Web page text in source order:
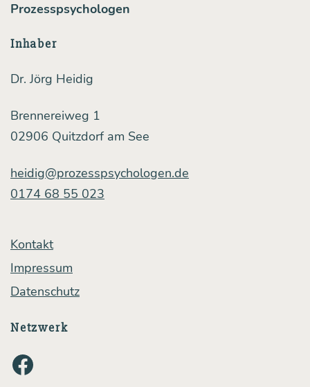
Prozesspsychologen
Inhaber
Dr. Jörg Heidig
Brennereiweg 1
02906 Quitzdorf am See
heidig@prozesspsychologen.de
0174 68 55 023
Kontakt
Impressum
Datenschutz
Netzwerk
Facebook